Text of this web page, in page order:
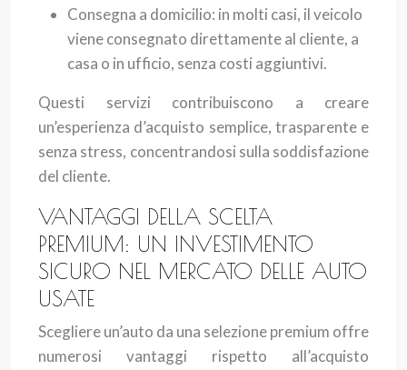
Consegna a domicilio: in molti casi, il veicolo
viene consegnato direttamente al cliente, a
casa o in ufficio, senza costi aggiuntivi.
Questi servizi contribuiscono a creare
un’esperienza d’acquisto semplice, trasparente e
senza stress, concentrandosi sulla soddisfazione
del cliente.
VANTAGGI DELLA SCELTA
PREMIUM: UN INVESTIMENTO
SICURO NEL MERCATO DELLE AUTO
USATE
Scegliere un’auto da una selezione premium offre
numerosi vantaggi rispetto all’acquisto